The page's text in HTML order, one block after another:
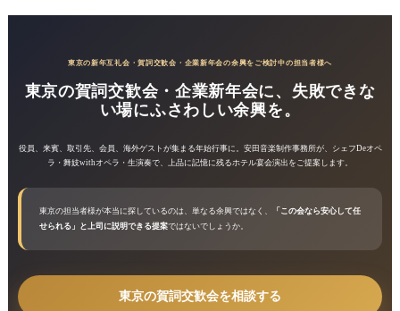
東京の新年互礼会・賀詞交歓会・企業新年会の余興をご検討中の担当者様へ
東京の賀詞交歓会・企業新年会に、失敗できな
い場にふさわしい余興を。
役員、来賓、取引先、会員、海外ゲストが集まる年始行事に。安田音楽制作事務所が、シェフDeオペ
ラ・舞妓withオペラ・生演奏で、上品に記憶に残るホテル宴会演出をご提案します。
東京の担当者様が本当に探しているのは、単なる余興ではなく、
「この会なら安心して任
せられる」と上司に説明できる提案ではないでしょうか。
東京の賀詞交歓会を相談する